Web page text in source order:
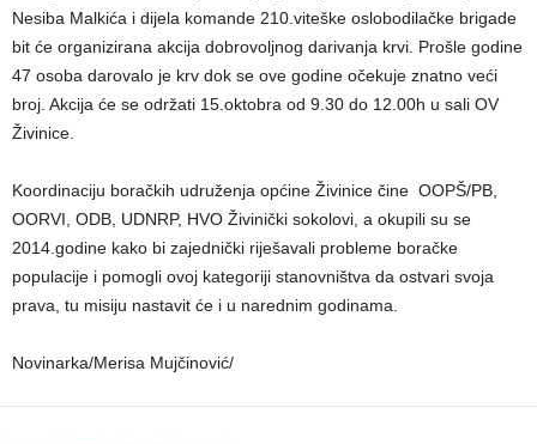
Nesiba Malkića i dijela komande 210.viteške oslobodilačke brigade
bit će organizirana akcija dobrovoljnog darivanja krvi. Prošle godine
47 osoba darovalo je krv dok se ove godine očekuje znatno veći
broj. Akcija će se održati 15.oktobra od 9.30 do 12.00h u sali OV
Živinice.
Koordinaciju boračkih udruženja općine Živinice čine OOPŠ/PB,
OORVI, ODB, UDNRP, HVO Živinički sokolovi, a okupili su se
2014.godine kako bi zajednički riješavali probleme boračke
populacije i pomogli ovoj kategoriji stanovništva da ostvari svoja
prava, tu misiju nastavit će i u narednim godinama.
Novinarka/Merisa Mujčinović/